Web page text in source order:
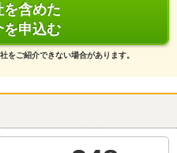
を含めた
を申込む
をご紹介できない場合があります。